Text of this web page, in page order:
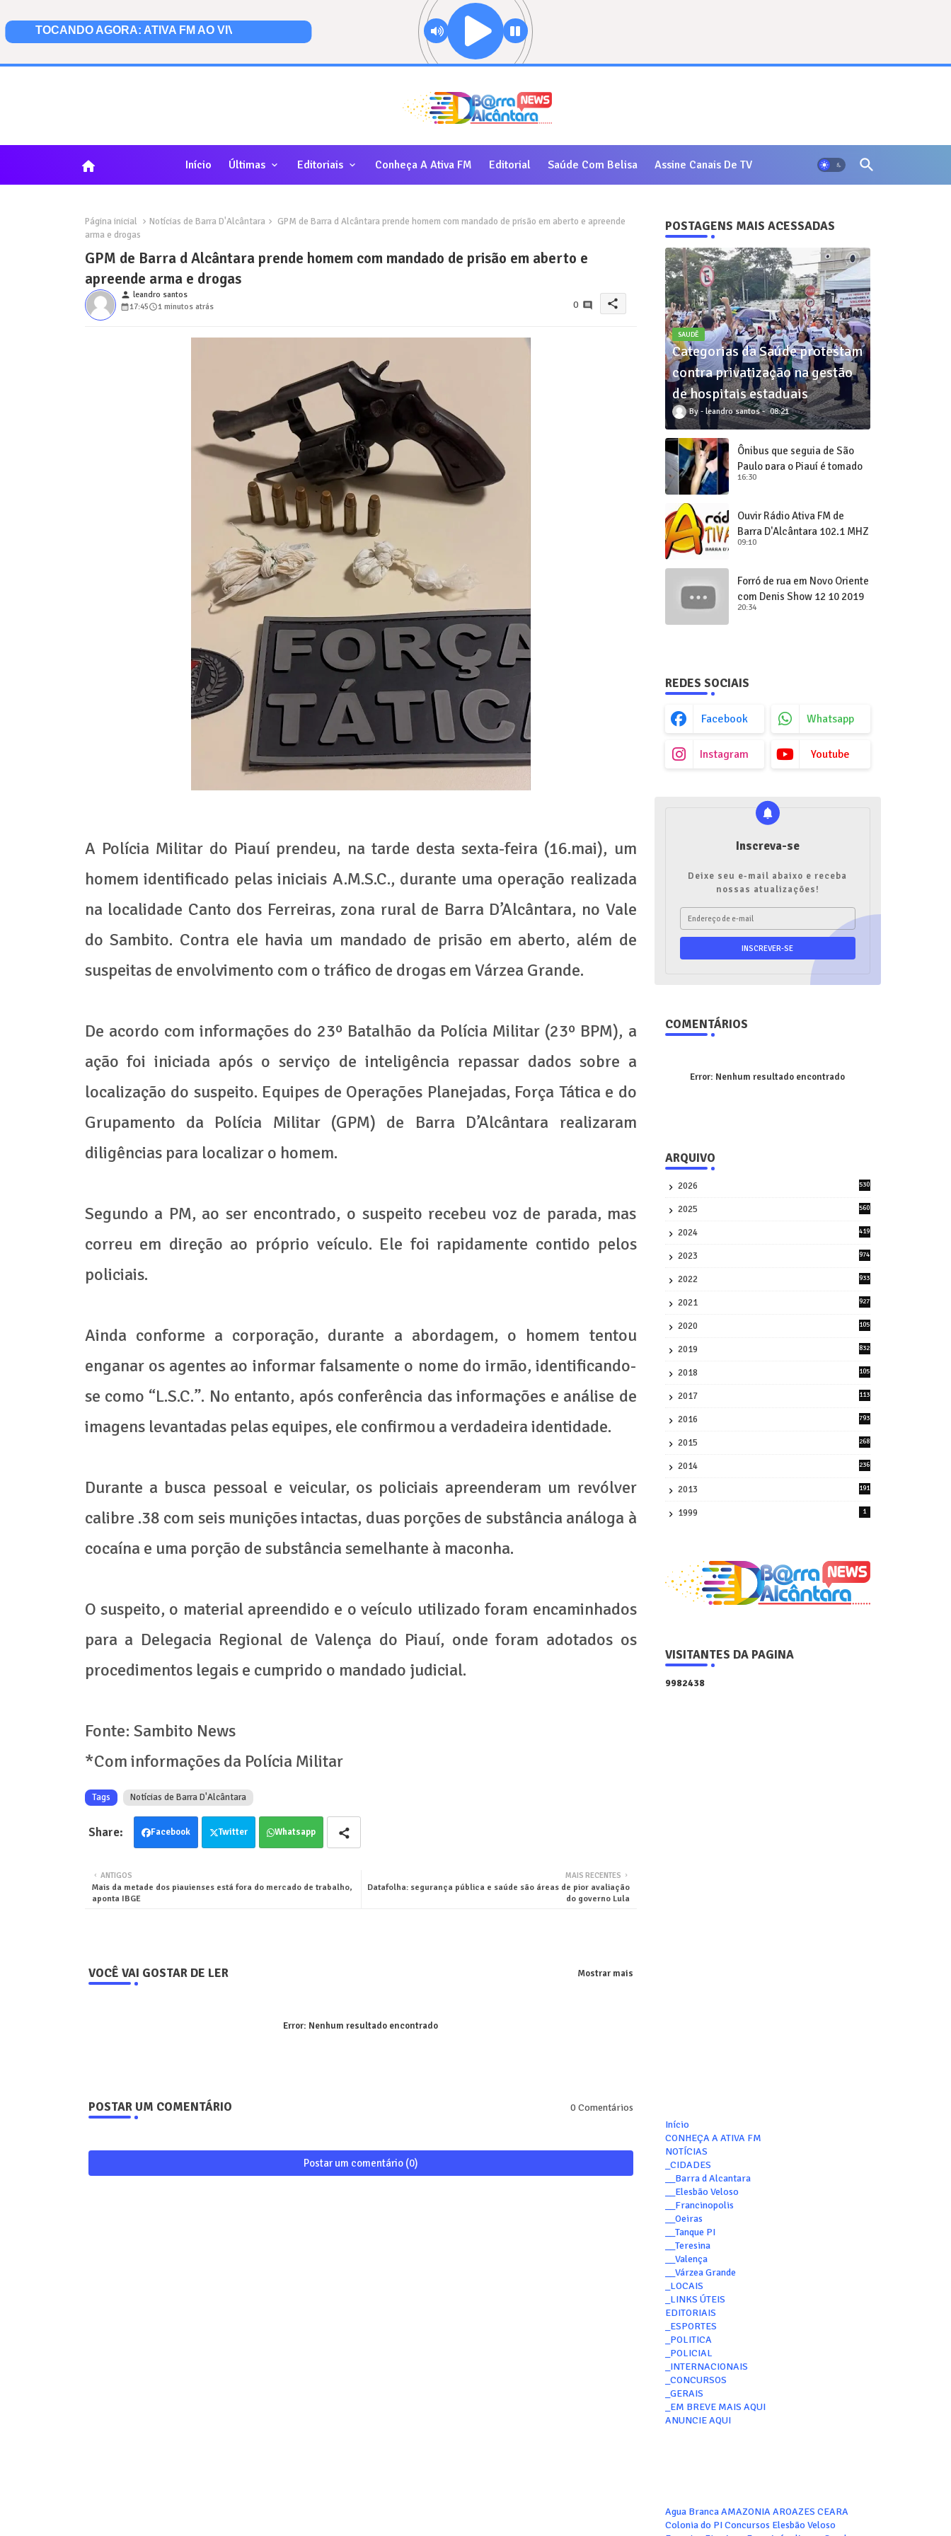
home Início Últimas Editoriais Conheça A Ativa FM Editorial Saúde Com Belisa Assine Canais De TV
Página inicial Notícias de Barra D'Alcântara
GPM de Barra d Alcântara prende homem com mandado de prisão em aberto e apreende
arma e drogas
GPM de Barra d Alcântara prende homem com mandado de prisão em aberto e
apreende arma e drogas
person leandro santos
17:45
1 minutos atrás 0 share
A Polícia Militar do Piauí prendeu, na tarde desta sexta-feira (16.mai), um
homem identificado pelas iniciais A.M.S.C., durante uma operação realizada
na localidade Canto dos Ferreiras, zona rural de Barra D’Alcântara, no Vale
do Sambito. Contra ele havia um mandado de prisão em aberto, além de
suspeitas de envolvimento com o tráfico de drogas em Várzea Grande.
De acordo com informações do 23º Batalhão da Polícia Militar (23º BPM), a
ação foi iniciada após o serviço de inteligência repassar dados sobre a
localização do suspeito. Equipes de Operações Planejadas, Força Tática e do
Grupamento da Polícia Militar (GPM) de Barra D’Alcântara realizaram
diligências para localizar o homem.
Segundo a PM, ao ser encontrado, o suspeito recebeu voz de parada, mas
correu em direção ao próprio veículo. Ele foi rapidamente contido pelos
policiais.
Ainda conforme a corporação, durante a abordagem, o homem tentou
enganar os agentes ao informar falsamente o nome do irmão, identificando-
se como “L.S.C.”. No entanto, após conferência das informações e análise de
imagens levantadas pelas equipes, ele confirmou a verdadeira identidade.
Durante a busca pessoal e veicular, os policiais apreenderam um revólver
calibre .38 com seis munições intactas, duas porções de substância análoga à
cocaína e uma porção de substância semelhante à maconha.
O suspeito, o material apreendido e o veículo utilizado foram encaminhados
para a Delegacia Regional de Valença do Piauí, onde foram adotados os
procedimentos legais e cumprido o mandado judicial.
Fonte: Sambito News
*Com informações da Polícia Militar
Tags Notícias de Barra D'Alcântara
Facebook Twitter Whatsapp
MAIS RECENTES
Datafolha: segurança pública e saúde são áreas de pior avaliação
do governo Lula
ANTIGOS
Mais da metade dos piauienses está fora do mercado de trabalho,
aponta IBGE
VOCÊ VAI GOSTAR DE LER Mostrar mais
Error: Nenhum resultado encontrado
POSTAR UM COMENTÁRIO 0 Comentários
Postar um comentário (0)
POSTAGENS MAIS ACESSADAS
SAUDÊ
Categorias da Saúde protestam
contra privatização na gestão
de hospitais estaduais
leandro santos 08:21
Ônibus que seguia de São
Paulo para o Piauí é tomado
de assalto
16:30
Ouvir Rádio Ativa FM de
Barra D'Alcântara 102,1 MHZ
09:10
Forró de rua em Novo Oriente
com Denis Show 12 10 2019
20:34
REDES SOCIAIS
Facebook Whatsapp
Instagram Youtube
Inscreva-se
Deixe seu e-mail abaixo e receba
nossas atualizações!
COMENTÁRIOS
Error: Nenhum resultado encontrado
ARQUIVO
2026
530
2025
560
2024
419
2023
974
2022
933
2021
927
2020
105
2019
832
2018
105
2017
113
2016
793
2015
268
2014
236
2013
191
1999 1
VISITANTES DA PAGINA
9982438
Início
CONHEÇA A ATIVA FM
NOTÍCIAS
_CIDADES
__Barra d Alcantara
__Elesbão Veloso
__Francinopolis
__Oeiras
__Tanque PI
__Teresina
__Valença
__Várzea Grande
_LOCAIS
_LINKS ÚTEIS
EDITORIAIS
_ESPORTES
_POLITICA
_POLICIAL
_INTERNACIONAIS
_CONCURSOS
_GERAIS
_EM BREVE MAIS AQUI
ANUNCIE AQUI
Agua Branca AMAZONIA AROAZES CEARA
Colonia do PI Concursos Elesbão Veloso